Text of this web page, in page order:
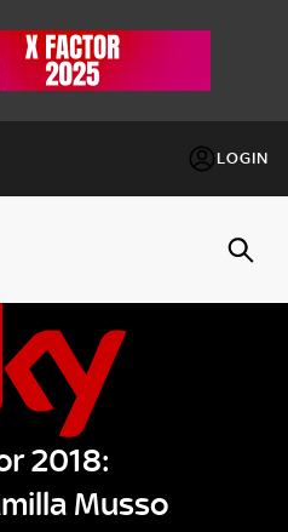
LOGIN
FACTOR
2018:
Musso